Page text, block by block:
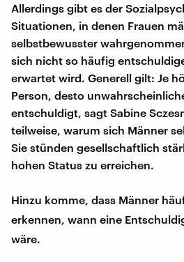
Allerdings gibt es der
Situationen, in denen Frauen
selbstbewusster
sich nicht so häufig
erwartet wird. Generell gilt: Je
Person, desto
entschuldigt, sagt Sabine
teilweise, warum sich Männer
Sie stünden gesellschaftlich
hohen Status zu erreichen.
Hinzu komme, dass Männer
erkennen, wann eine
wäre.